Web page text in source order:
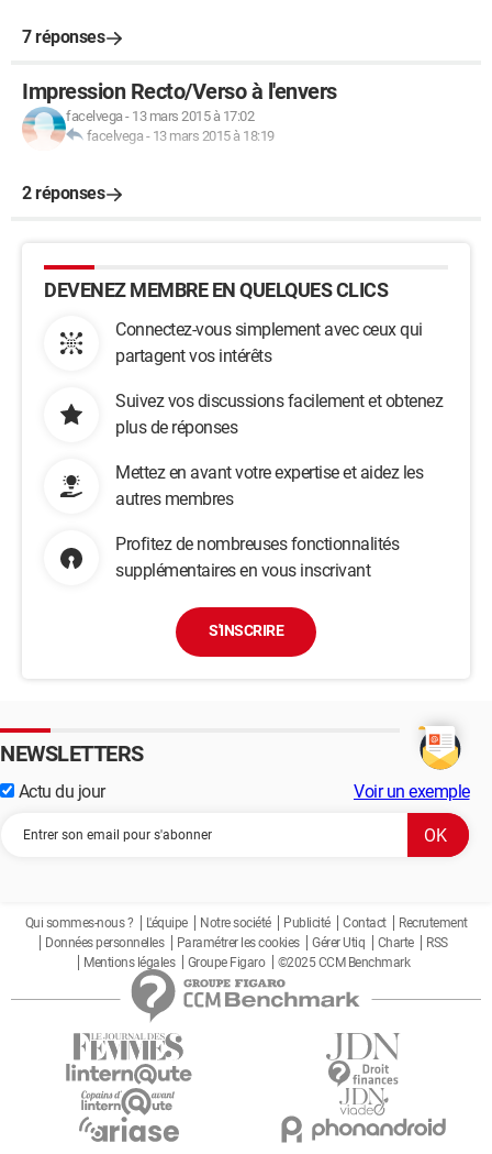
7 réponses
Impression Recto/Verso à l'envers
facelvega- 13 mars 2015 à 17:02
facelvega - 13 mars 2015 à 18:19
2 réponses
DEVENEZ MEMBRE EN QUELQUES CLICS
Connectez-vous simplement avec ceux qui
partagent vos intérêts
Suivez vos discussions facilement et obtenez
plus de réponses
Mettez en avant votre expertise et aidez les
autres membres
Profitez de nombreuses fonctionnalités
supplémentaires en vous inscrivant
S'INSCRIRE
NEWSLETTERS
Actu du jour Voir un exemple
Qui sommes-nous ? L'équipe Notre société Publicité Contact
Recrutement
Données personnelles
Paramétrer les cookies Gérer Utiq Charte
RSS
Mentions légales
Groupe Figaro ©2025 CCM Benchmark